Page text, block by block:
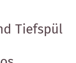
Tiefspül